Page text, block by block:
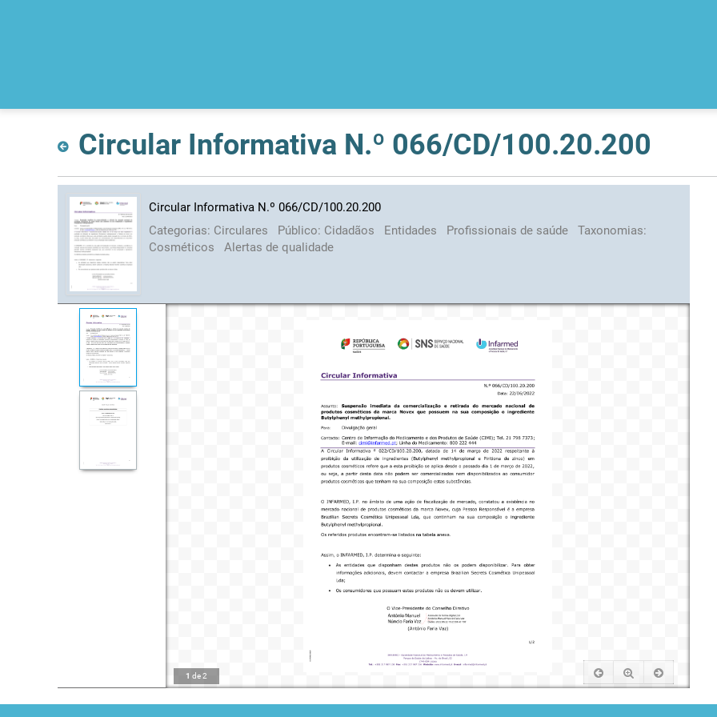
Circular Informativa N.º 066/CD/100.20.200
Circular Informativa N.º 066/CD/100.20.200
Categorias: Circulares Público: Cidadãos Entidades Profissionais de saúde
Taxonomias:
Cosméticos
Alertas de qualidade
1 de2